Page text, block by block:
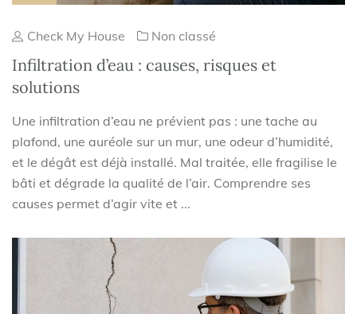
Check My House Non classé
Infiltration d’eau : causes, risques et
solutions
Une infiltration d’eau ne prévient pas : une tache au
plafond, une auréole sur un mur, une odeur d’humidité,
et le dégât est déjà installé. Mal traitée, elle fragilise le
bâti et dégrade la qualité de l’air. Comprendre ses
causes permet d’agir vite et ...